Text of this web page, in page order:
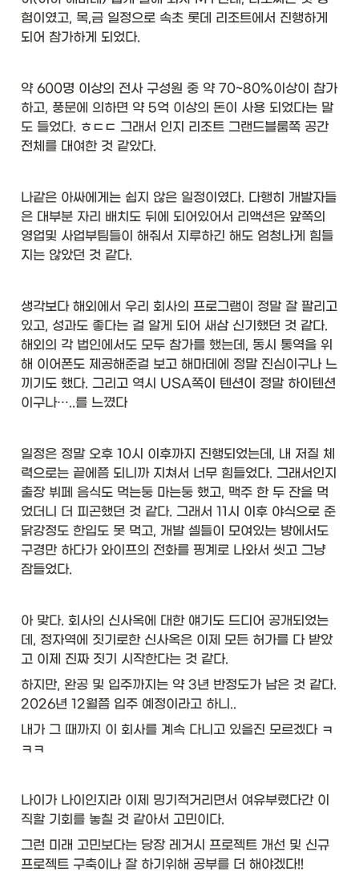
험이였고, 목,금 일정으로 속초 롯데 리조트에서 진행하게
되어 참가하게 되었다.
약 600명 이상의 전사 구성원 중 약 70~80%이상이 참가
하고, 풍문에 의하면 약 5억 이상의 돈이 사용 되었다는 말
도 들었다. ㅎㄷㄷ 그래서 인지 리조트 그랜드블룸쪽 공간
전체를 대여한 것 같았다.
나같은 아싸에게는 쉽지 않은 일정이였다. 다행히 개발자들
은 대부분 자리 배치도 뒤에 되어있어서 리액션은 앞쪽의
영업및 사업부팀들이 해줘서 지루하긴 해도 엄청나게 힘들
지는 않았던 것 같다.
생각보다 해외에서 우리 회사의 프로그램이 정말 잘 팔리고
있고, 성과도 좋다는 걸 알게 되어 새삼 신기했던 것 같다.
해외의 각 법인에서도 모두 참가를 했는데, 동시 통역을 위
해 이어폰도 제공해준걸 보고 해마데에 정말 진심이구나 느
끼기도 했다. 그리고 역시 USA쪽이 텐션이 정말 하이텐션
이구나…..를 느꼈다
일정은 정말 오후 10시 이후까지 진행되었는데, 내 저질 체
력으로는 끝에쯤 되니까 지쳐서 너무 힘들었다. 그래서인지
출장 뷔페 음식도 먹는둥 마는둥 했고, 맥주 한 두 잔을 먹
었더니 더 피곤했던 것 같다. 그래서 11시 이후 야식으로 준
닭강정도 한입도 못 먹고, 개발 셀들이 모여있는 방에서도
구경만 하다가 와이프의 전화를 핑계로 나와서 씻고 그냥
잠들었다.
아 맞다. 회사의 신사옥에 대한 얘기도 드디어 공개되었는
데, 정자역에 짓기로한 신사옥은 이제 모든 허가를 다 받았
고 이제 진짜 짓기 시작한다는 것 같다.
하지만, 완공 및 입주까지는 약 3년 반정도가 남은 것 같다.
2026년 12월쯤 입주 예정이라고 하니..
내가 그 때까지 이 회사를 계속 다니고 있을진 모르겠다 ㅋ
ㅋㅋ
나이가 나이인지라 이제 밍기적거리면서 여유부렸다간 이
직할 기회를 놓칠 것 같아서 고민이다.
그런 미래 고민보다는 당장 레거시 프로젝트 개선 및 신규
프로젝트 구축이나 잘 하기위해 공부를 더 해야겠다!!